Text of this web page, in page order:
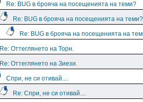
Re: BUG в брояча на посещенията на теми?
Re: BUG в брояча на посещенията на теми?
Re: BUG в брояча на посещенията на
Re: Оттеглянето на Торн.
Re: Оттеглянето на Зиези.
Спри, не си отивай....
Re: Спри, не си отивай....